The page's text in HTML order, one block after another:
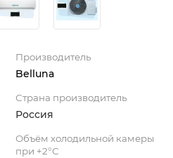
Производитель
Belluna
Страна производитель
Россия
Объём холодильной камеры
при +2°С